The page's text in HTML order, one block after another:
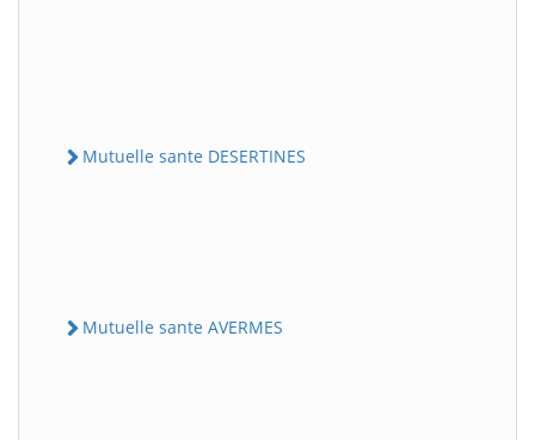
Mutuelle sante DESERTINES
Mutuelle sante AVERMES